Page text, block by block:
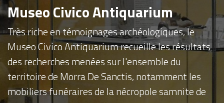
Museo Civico Antiquarium
Très riche en témoignages archéologiques, le
Museo Civico Antiquarium recueille les résultats
des recherches menées sur l'ensemble du
territoire de Morra De Sanctis, notamment les
mobiliers funéraires de la nécropole samnite de